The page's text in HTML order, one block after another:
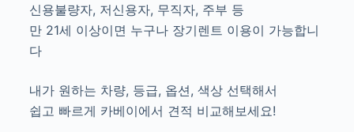
신용불량자, 저신용자, 무직자, 주부 등
만 21세 이상이면 누구나 장기렌트 이용이 가능합니
다
내가 원하는 차량, 등급, 옵션, 색상 선택해서
쉽고 빠르게 카베이에서 견적 비교해보세요!